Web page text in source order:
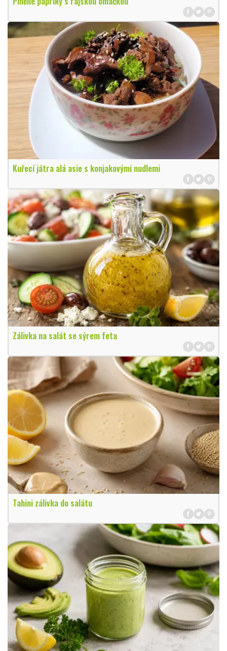
Kuřecí játra alá asie s konjakovými nudlemi
Zálivka na salát se sýrem feta
Tahini zálivka do salátu